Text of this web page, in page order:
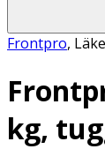
Frontpro,
kg,